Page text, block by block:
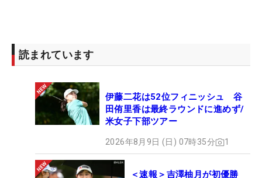
読まれています
伊藤二花は52位フィニッシュ 谷
田侑里香は最終ラウンドに進めず/
米女子下部ツアー
2026年8月9日 (日) 07時35分 1
＜速報＞吉澤柚月が初優勝